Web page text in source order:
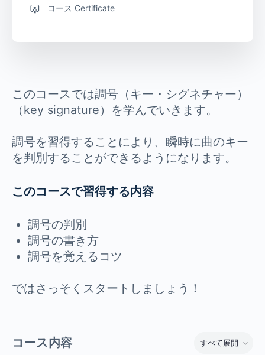
このコースでは調号（キー・シグネチャー）
（key signature）を学んでいきます。
調号を習得することにより、瞬時に曲のキー
を判別することができるようになります。
このコースで習得する内容
調号の判別
調号の書き方
調号を覚えるコツ
ではさっそくスタートしましょう！
コース内容 すべて展開
レッスン
コース Certificate